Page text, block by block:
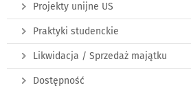
Projekty unijne US
Praktyki studenckie
Likwidacja / Sprzedaż majątku
Dostępność